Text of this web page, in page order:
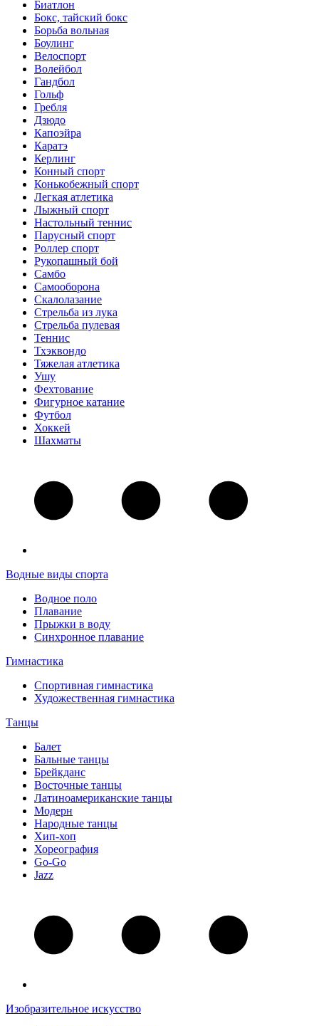
Биатлон
Бокс, тайский бокс
Борьба вольная
Боулинг
Велоспорт
Волейбол
Гандбол
Гольф
Гребля
Дзюдо
Капоэйра
Каратэ
Керлинг
Конный спорт
Конькобежный спорт
Легкая атлетика
Лыжный спорт
Настольный теннис
Парусный спорт
Роллер спорт
Рукопашный бой
Самбо
Самооборона
Скалолазание
Стрельба из лука
Стрельба пулевая
Теннис
Тхэквондо
Тяжелая атлетика
Ушу
Фехтование
Фигурное катание
Футбол
Хоккей
Шахматы
Водные виды спорта
Водное поло
Плавание
Прыжки в воду
Синхронное плавание
Гимнастика
Спортивная гимнастика
Художественная гимнастика
Танцы
Балет
Бальные танцы
Брейкданс
Восточные танцы
Латиноамериканские танцы
Модерн
Народные танцы
Хип-хоп
Хореография
Go-Go
Jazz
Изобразительное искусство